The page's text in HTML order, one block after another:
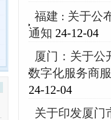
福建 : 关于公
通知 24-12-04
厦门：关于公
数字化服务商
24-12-04
关于印发厦门